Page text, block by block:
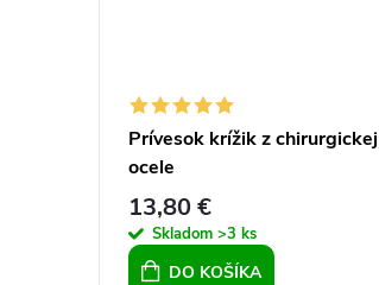
Prívesok krížik z chirurgickej
ocele
13,80 €
Skladom >3 ks
DO KOŠÍKA